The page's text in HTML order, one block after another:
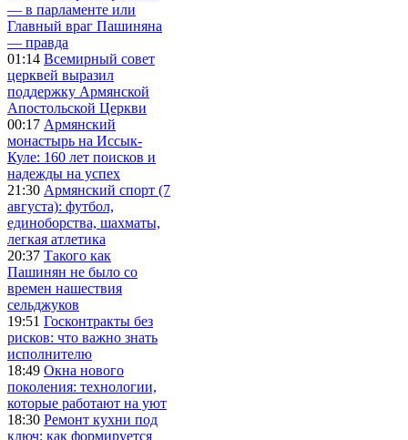
— в парламенте или
Главный враг Пашиняна
— правда
01:14 Всемирный совет
церквей выразил
поддержку Армянской
Апостольской Церкви
00:17 Армянский
монастырь на Иссык-
Куле: 160 лет поисков и
надежды на успех
21:30 Армянский спорт (7
августа): футбол,
единоборства, шахматы,
легкая атлетика
20:37 Такого как
Пашинян не было со
времен нашествия
сельджуков
19:51 Госконтракты без
рисков: что важно знать
исполнителю
18:49 Окна нового
поколения: технологии,
которые работают на уют
18:30 Ремонт кухни под
ключ: как формируется